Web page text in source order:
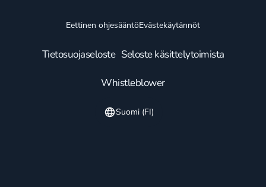
Eettinen ohjesääntöEvästekäytännöt
Tietosuojaseloste Seloste käsittelytoimista
Whistleblower
Suomi (FI)